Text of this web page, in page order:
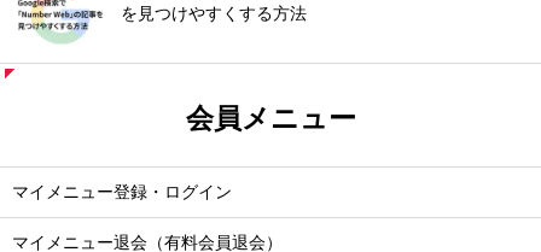
を見つけやすくする方法
会員メニュー
マイメニュー登録・ログイン
マイメニュー退会（有料会員退会）